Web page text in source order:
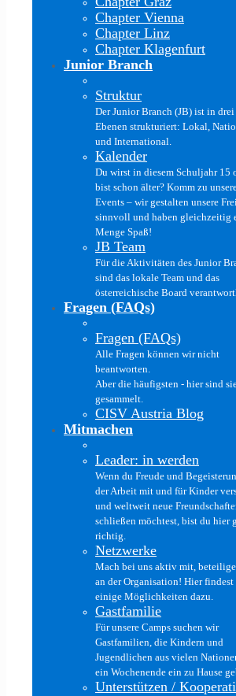
Chapter Vienna
Chapter Linz
Chapter Klagenfurt
Junior Branch
Struktur
Der Junior Branch (JB) ist in drei
Ebenen strukturiert: Lokal,
und International.
Kalender
Du wirst in diesem Schuljahr 15
bist schon älter? Komm zu
Events – wir gestalten unsere
sinnvoll und haben gleichzeitig
Menge Spaß!
JB Team
Für die Aktivitäten des Junior
sind das lokale Team und das
österreichische Board
Fragen (FAQs)
Fragen (FAQs)
Alle Fragen können wir nicht
beantworten.
Aber die häufigsten - hier sind
gesammelt.
CISV Austria Blog
Mitmachen
Leader: in werden
Wenn du Freude und
der Arbeit mit und für Kinder
und weltweit neue
schließen möchtest, bist du hier
richtig.
Netzwerke
Mach bei uns aktiv mit,
an der Organisation! Hier findest
einige Möglichkeiten dazu.
Gastfamilie
Für unsere Camps suchen wir
Gastfamilien, die Kindern und
Jugendlichen aus vielen
ein Wochenende ein zu Hause
Unterstützen /